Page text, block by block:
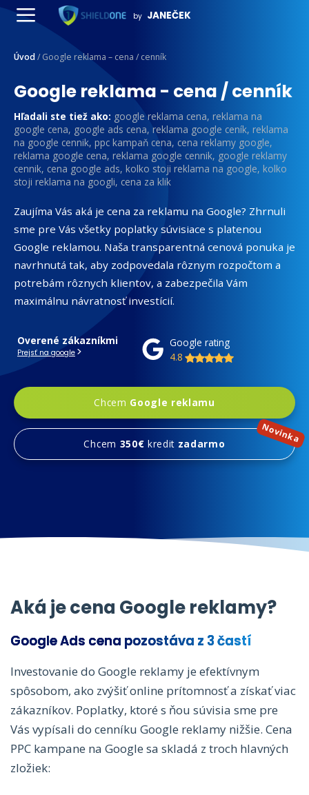
Preskočiť
Úvod/Google reklama – cena / cenník
Google reklama - cena / cenník
Hľadali ste tiež ako: google reklama cena, reklama na
google cena, google ads cena, reklama google ceník, reklama
na google cennik, ppc kampaň cena, cena reklamy google,
reklama google cena, reklama google cennik, google reklamy
cennik, cena google ads, kolko stoji reklama na google, kolko
stoji reklama na googli, cena za klik
Zaujíma Vás aká je cena za reklamu na Google? Zhrnuli
sme pre Vás všetky poplatky súvisiace s platenou
Google reklamou. Naša transparentná cenová ponuka je
navrhnutá tak, aby zodpovedala rôznym rozpočtom a
potrebám rôznych klientov, a zabezpečila Vám
maximálnu návratnosť investícií.
Overené zákazníkmi
Prejsť na google
Google rating
4.8
Chcem Google reklamu
Chcem 350€ kredit zadarmo Novinka
by JANEČEK
Aká je cena Google reklamy?
Google Ads cena pozostáva z 3 častí
Investovanie do Google reklamy je efektívnym
spôsobom, ako zvýšiť online prítomnosť a získať viac
zákazníkov. Poplatky, ktoré s ňou súvisia sme pre
Vás vypísali do cenníku Google reklamy nižšie. Cena
PPC kampane na Google sa skladá z troch hlavných
zložiek: